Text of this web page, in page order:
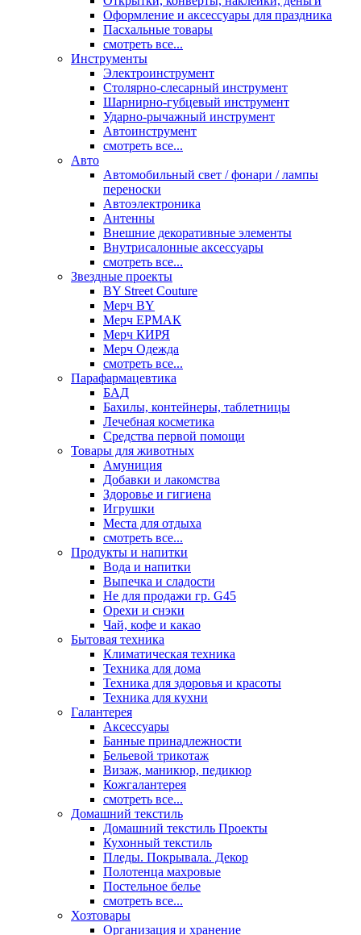
Оформление и аксессуары для праздника
Пасхальные товары
смотреть все...
Инструменты
Электроинструмент
Столярно-слесарный инструмент
Шарнирно-губцевый инструмент
Ударно-рычажный инструмент
Автоинструмент
смотреть все...
Авто
Автомобильный свет / фонари / лампы
переноски
Автоэлектроника
Антенны
Внешние декоративные элементы
Внутрисалонные аксессуары
смотреть все...
Звездные проекты
BY Street Couture
Мерч BY
Мерч ЕРМАК
Мерч КИРЯ
Мерч Одежда
смотреть все...
Парафармацевтика
БАД
Бахилы, контейнеры, таблетницы
Лечебная косметика
Средства первой помощи
Товары для животных
Амуниция
Добавки и лакомства
Здоровье и гигиена
Игрушки
Места для отдыха
смотреть все...
Продукты и напитки
Вода и напитки
Выпечка и сладости
Не для продажи гр. G45
Орехи и снэки
Чай, кофе и какао
Бытовая техника
Климатическая техника
Техника для дома
Техника для здоровья и красоты
Техника для кухни
Галантерея
Аксессуары
Банные принадлежности
Бельевой трикотаж
Визаж, маникюр, педикюр
Кожгалантерея
смотреть все...
Домашний текстиль
Домашний текстиль Проекты
Кухонный текстиль
Пледы. Покрывала. Декор
Полотенца махровые
Постельное белье
смотреть все...
Хозтовары
Организация и хранение